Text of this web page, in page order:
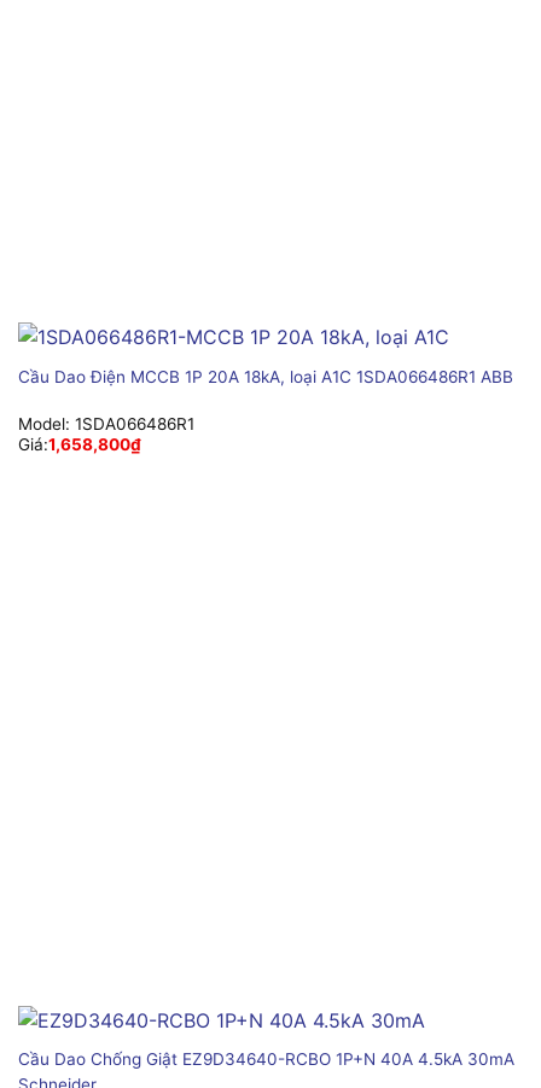
Cầu Dao Điện MCCB 1P 20A 18kA, loại A1C 1SDA066486R1 ABB
Model: 1SDA066486R1
Giá:1,658,800₫
Cầu Dao Chống Giật EZ9D34640-RCBO 1P+N 40A 4.5kA 30mA